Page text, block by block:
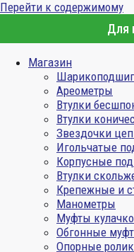
Перейти к содержимому
Для
Магазин
Ареометры
Втулки
Втулки
Звездочки
Игольчатые
Корпусные
Втулки
Крепежные и
Манометры
Муфты
Обгонные
Опорные